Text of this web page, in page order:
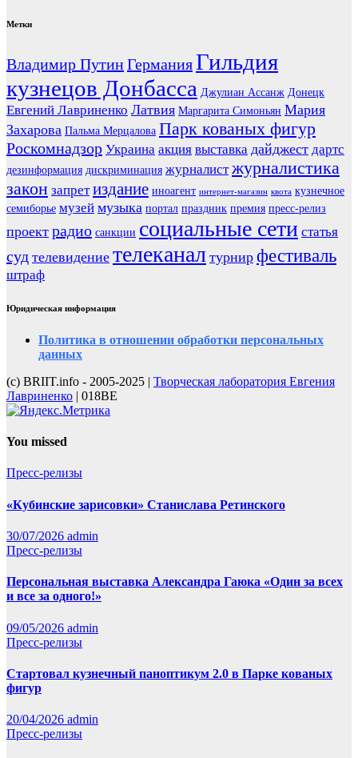
Метки
Владимир ПутинГерманияГильдия
кузнецов Донбасса Джулиан Ассанж Донецк
Евгений Лавриненко Латвия Маргарита Симоньян Мария
Захарова Пальма Мерцалова Парк кованых фигур
Роскомнадзор Украина акция выставка дайджест дартс
дезинформация дискриминация журналист журналистика
закон запрет издание иноагент интернет-магазин квота кузнечное
семиборье музей музыка портал праздник премия пресс-релиз
проект радио санкции социальные сети статья
суд телевидение телеканал турнир фестиваль
штраф
Юридическая информация
Политика в отношении обработки персональных
данных
(с) BRIIT.info - 2005-2025 | Творческая лаборатория Евгения
Лавриненко | 018BE
You missed
Пресс-релизы
«Кубинские зарисовки» Станислава Ретинского
30/07/2026 admin
Пресс-релизы
Персональная выставка Александра Гаюка «Один за всех
и все за одного!»
09/05/2026 admin
Пресс-релизы
Стартовал кузнечный паноптикум 2.0 в Парке кованых
фигур
20/04/2026 admin
Пресс-релизы